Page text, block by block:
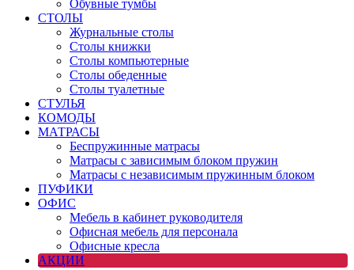
Обувные тумбы
СТОЛЫ
Журнальные столы
Столы книжки
Столы компьютерные
Столы обеденные
Столы туалетные
СТУЛЬЯ
КОМОДЫ
МАТРАСЫ
Беспружинные матрасы
Матрасы с зависимым блоком пружин
Матрасы с независимым пружинным блоком
ПУФИКИ
ОФИС
Мебель в кабинет руководителя
Офисная мебель для персонала
Офисные кресла
АКЦИИ